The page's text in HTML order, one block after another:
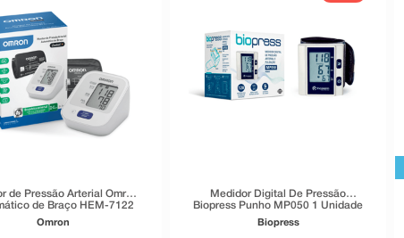
de Pressão Arterial Omron
de Braço HEM-7122
Omron
Medidor Digital De Pressão
Biopress Punho MP050 1 Unidade
Biopress